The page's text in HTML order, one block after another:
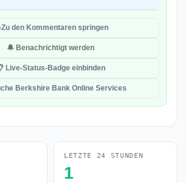
Zu den Kommentaren springen
🔔 Benachrichtigt werden
Live-Status-Badge einbinden
Berkshire Bank Online Services
LETZTE 24 STUNDEN
1